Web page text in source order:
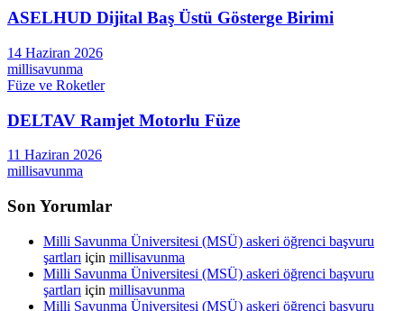
ASELHUD Dijital Baş Üstü Gösterge Birimi
14 Haziran 2026
millisavunma
Füze ve Roketler
DELTAV Ramjet Motorlu Füze
11 Haziran 2026
millisavunma
Son Yorumlar
Milli Savunma Üniversitesi (MSÜ) askeri öğrenci başvuru
şartları için millisavunma
Milli Savunma Üniversitesi (MSÜ) askeri öğrenci başvuru
şartları için millisavunma
Milli Savunma Üniversitesi (MSÜ) askeri öğrenci başvuru